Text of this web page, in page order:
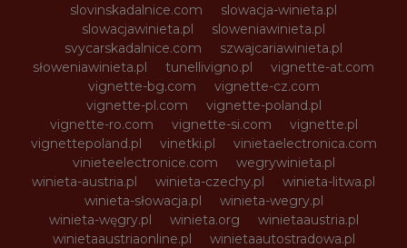
slovinskadalnice.com
slowacja-winieta.pl
slowacjawinieta.pl
sloweniawinieta.pl
svycarskadalnice.com
szwajcariawinieta.pl
słoweniawinieta.pl
tunellivigno.pl
vignette-at.com
vignette-bg.com
vignette-cz.com
vignette-pl.com
vignette-poland.pl
vignette-ro.com
vignette-si.com
vignette.pl
vignettepoland.pl
vinetki.pl
vinietaelectronica.com
vinieteelectronice.com
wegrywinieta.pl
winieta-austria.pl
winieta-czechy.pl
winieta-litwa.pl
winieta-słowacja.pl
winieta-wegry.pl
winieta-węgry.pl
winieta.org
winietaaustria.pl
winietaaustriaonline.pl
winietaautostradowa.pl